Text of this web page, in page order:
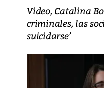
Video, Catalina
criminales, las
suicidarse’